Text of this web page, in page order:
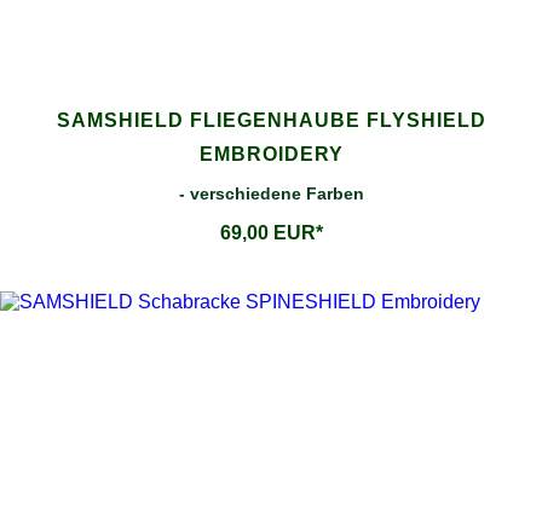
SAMSHIELD FLIEGENHAUBE FLYSHIELD
EMBROIDERY
- verschiedene Farben
69,00 EUR*